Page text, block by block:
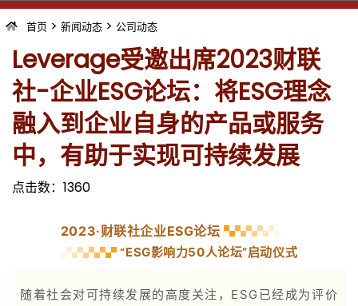
首页 > 新闻动态 > 公司动态
Leverage受邀出席2023财联
社-企业ESG论坛：将ESG理念
融入到企业自身的产品或服务
中，有助于实现可持续发展
点击数： 1360
2023·财联社企业ESG论坛
“ESG影响力50人论坛”启动仪式
随着社会对可持续发展的高度关注，ESG已经成为评价